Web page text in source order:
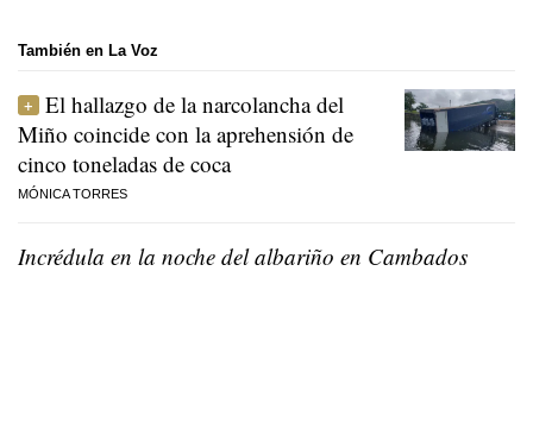
También en La Voz
El hallazgo de la narcolancha del
Miño coincide con la aprehensión de
cinco toneladas de coca
MÓNICA TORRES
Incrédula en la noche del albariño en Cambados